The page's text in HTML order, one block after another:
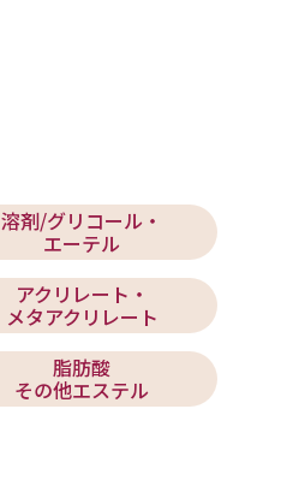
溶剤/グリコール・
エーテル
アクリレート・
メタアクリレート
脂肪酸
その他エステル